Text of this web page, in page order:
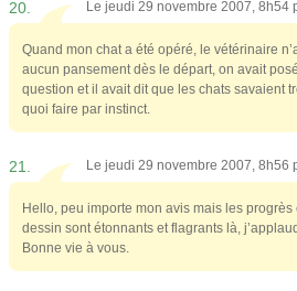
20. Le jeudi 29 novembre 2007, 8h54
Quand mon chat a été opéré, le vétérinaire
aucun pansement dès le départ, on avait
question et il avait dit que les chats savaient
quoi faire par instinct.
21. Le jeudi 29 novembre 2007, 8h56
Hello, peu importe mon avis mais les progrès
dessin sont étonnants et flagrants là,
Bonne vie à vous.